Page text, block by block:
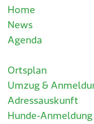
Home
News
Agenda
Ortsplan
Umzug &
Adressauskunft
Hunde-Anmeldung